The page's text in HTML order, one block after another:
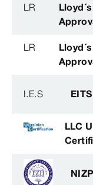
LR
LR
I.E.S
LLC